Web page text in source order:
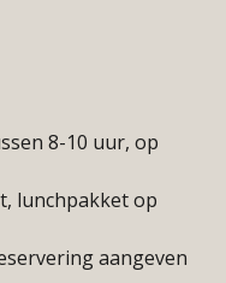
8-10 uur, op
lunchpakket op
aangeven